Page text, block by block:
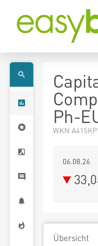
Ph-
WKN
06.08.26
Übersicht